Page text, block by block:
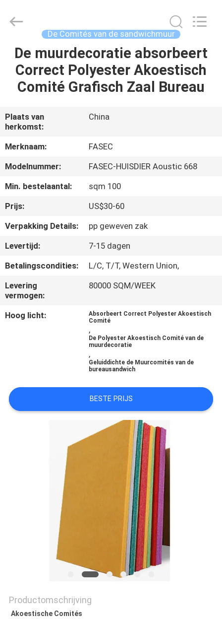
HUIS
PRODUCTEN
ONGEVEER
ONS
FABRIEKSREIS
CONTACTEER
ONS
GEVALLEN
SITEMAP
FASEC
Buildings
Reserved.
De Comités van de sandwichmuur
De muurdecoratie absorbeert
Correct Polyester Akoestisch
Comité Grafisch Zaal Bureau
Plaats van
herkomst:
China
Merknaam:
FASEC
Modelnummer:
FASEC-HUISDIER Aoustic 668
Min. bestelaantal:
sqm 100
Prijs:
US$30-60
Verpakking Details:
pp geweven zak
Levertijd:
7-15 dagen
Betalingscondities:
L/C, T/T, Western Union,
Levering
vermogen:
80000 SQM/WEEK
Hoog licht:
Absorbeert Correct Polyester Akoestisch
Comité
,
De Polyester Akoestisch Comité van de
muurdecoratie
,
Geluiddichte de Muurcomités van de
bureausandwich
BESTE PRIJS
Productomschrijving
Akoestische Comités